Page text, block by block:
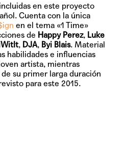
en este proyecto
Cuenta con la única
en el tema «1 Time»
de Happy Perez, Luke
, DJA, Byi Blais. Material
habilidades e influencias
artista, mientras
su primer larga duración
para este 2015.